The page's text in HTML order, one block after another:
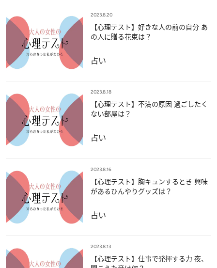
2023.8.20
【心理テスト】好きな人の前の自分 あ
の人に贈る花束は？
占い
2023.8.18
【心理テスト】不満の原因 過ごしたく
ない部屋は？
占い
2023.8.16
【心理テスト】胸キュンするとき 興味
があるひんやりグッズは？
占い
2023.8.13
【心理テスト】仕事で発揮する力 夜、